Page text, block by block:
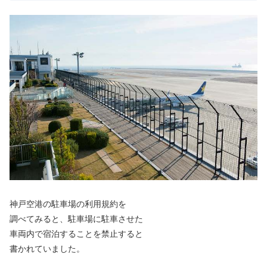
神戸空港の駐車場の利用規約を
調べてみると、駐車場に駐車させた
車両内で宿泊することを禁止すると
書かれていました。